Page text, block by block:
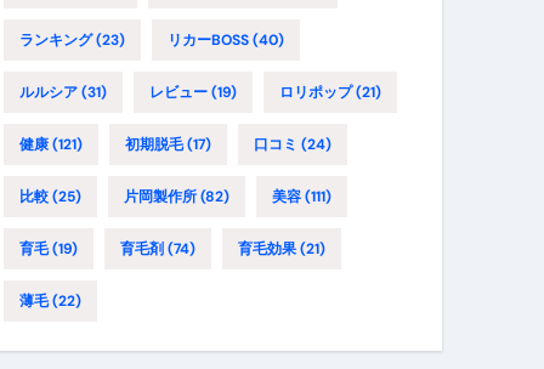
ランキング(23) リカーBOSS(40)
ルルシア(31) レビュー(19) ロリポップ(21)
健康(121) 初期脱毛(17) 口コミ (24)
比較(25) 片岡製作所(82) 美容(111)
育毛(19) 育毛剤 (74) 育毛効果(21)
薄毛(22)